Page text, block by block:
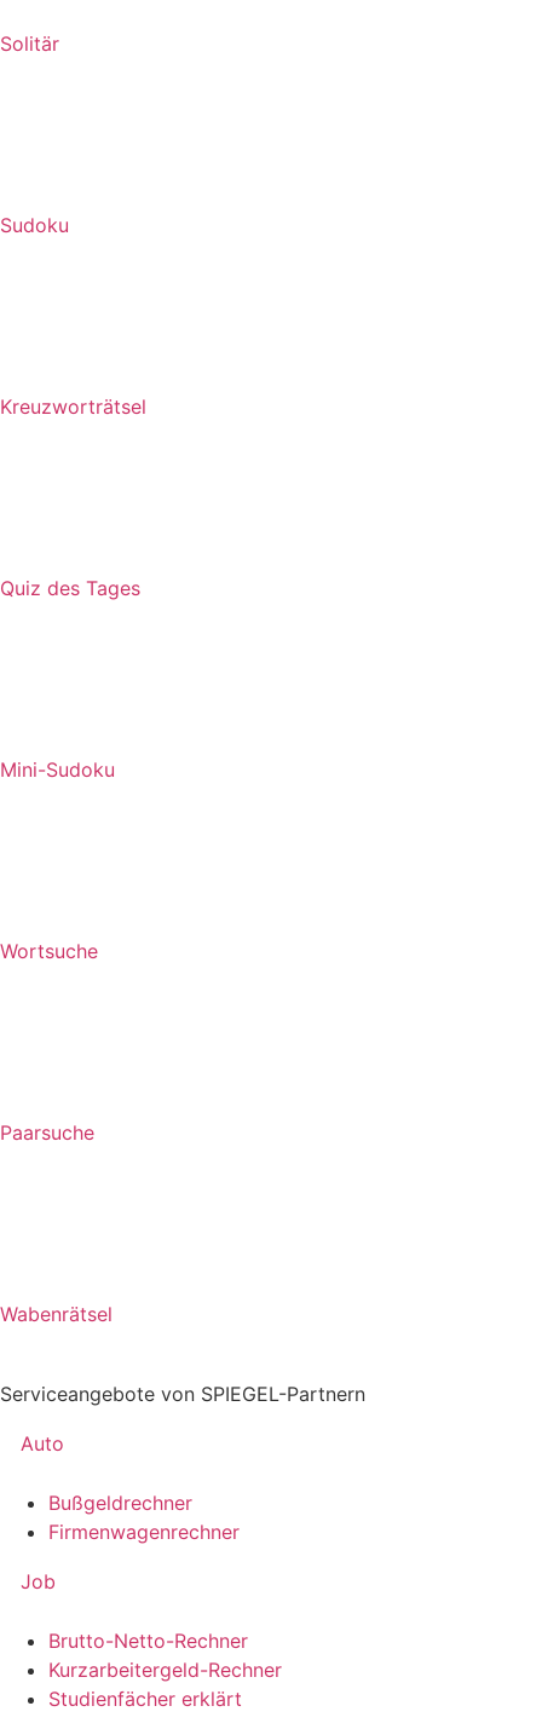
Solitär
Sudoku
Kreuzworträtsel
Quiz des Tages
Mini-Sudoku
Wortsuche
Paarsuche
Wabenrätsel
Serviceangebote von SPIEGEL-Partnern
Auto
Bußgeldrechner
Firmenwagenrechner
Job
Brutto-Netto-Rechner
Kurzarbeitergeld-Rechner
Studienfächer erklärt